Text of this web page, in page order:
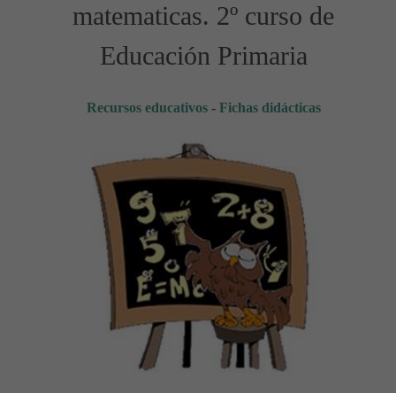
matematicas. 2º curso de
Educación Primaria
Recursos educativos- Fichas didácticas